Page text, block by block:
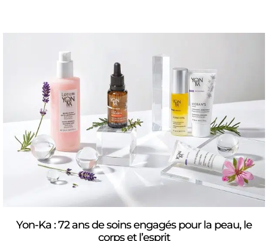
Yon-Ka : 72 ans de soins engagés pour la peau, le
corps et l’esprit